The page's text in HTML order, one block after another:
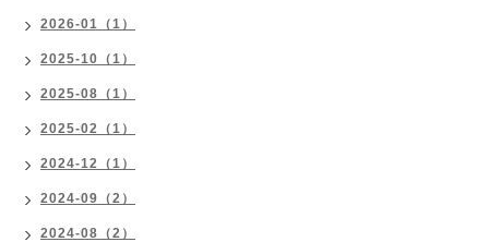
2026-01（1）
2025-10（1）
2025-08（1）
2025-02（1）
2024-12（1）
2024-09（2）
2024-08（2）